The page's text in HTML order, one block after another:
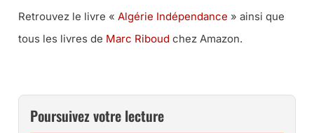
Retrouvez le livre « Algérie Indépendance » ainsi que
tous les livres de Marc Riboud chez Amazon.
Poursuivez votre lecture